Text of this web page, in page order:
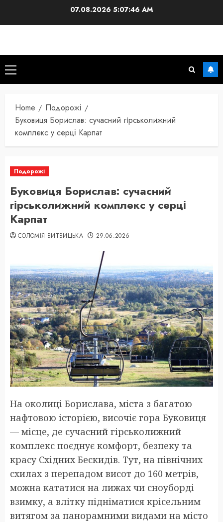
07.08.20265:07:47 AM
Primary
Menu
Home
Подорожі
Буковиця Борислав: сучасний гірськолижний
комплекс у серці Карпат
Подорожі
Буковиця Борислав: сучасний
гірськолижний комплекс у серці
Карпат
СОЛОМІЯ ВИТВИЦЬКА 29.06.2026
На околиці Борислава, міста з багатою
нафтовою історією, височіє гора Буковиця
— місце, де сучасний гірськолижний
комплекс поєднує комфорт, безпеку та
красу Східних Бескидів. Тут, на північних
схилах з перепадом висот до 160 метрів,
можна кататися на лижах чи сноуборді
взимку, а влітку підніматися крісельним
витягом за панорамними видами на місто